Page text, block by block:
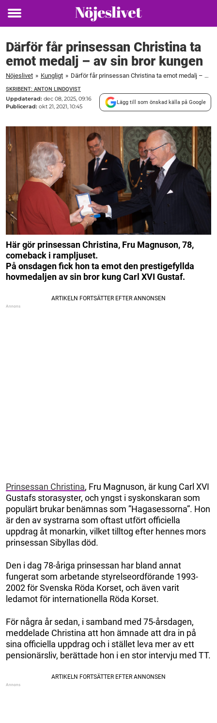
Toggle
Därför får prinsessan Christina ta
emot medalj – av sin bror kungen
Nöjeslivet » Kungligt » Därför får prinsessan Christina ta emot medalj – av sin bror kungen
SKRIBENT: ANTON LINDQVIST
Uppdaterad: dec 08, 2025, 09:16
Publicerad: okt 21, 2021, 10:45
Lägg till som önskad källa på Google
Här gör prinsessan Christina, Fru Magnuson, 78,
comeback i rampljuset.
På onsdagen fick hon ta emot den prestigefyllda
hovmedaljen av sin bror kung Carl XVI Gustaf.
Prinsessan Christina, Fru Magnuson, är kung Carl XVI
Gustafs storasyster, och yngst i syskonskaran som
populärt brukar benämnas som ”Hagasessorna”. Hon
är den av systrarna som oftast utfört officiella
uppdrag åt monarkin, vilket tilltog efter hennes mors
prinsessan Sibyllas död.
Den i dag 78-åriga prinsessan har bland annat
fungerat som arbetande styrelseordförande 1993-
2002 för Svenska Röda Korset, och även varit
ledamot för internationella Röda Korset.
För några år sedan, i samband med 75-årsdagen,
meddelade Christina att hon ämnade att dra in på
sina officiella uppdrag och i stället leva mer av ett
pensionärsliv, berättade hon i en stor intervju med TT.